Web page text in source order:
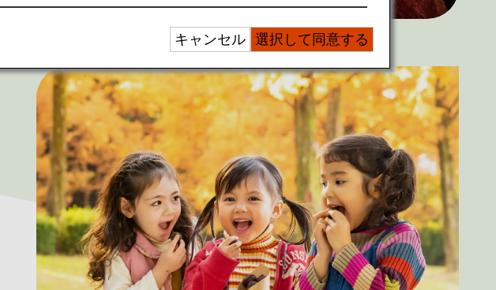
選択して同意する
キャンセル